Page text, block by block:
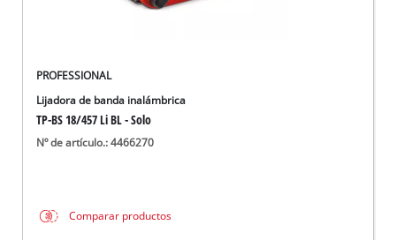
PROFESSIONAL
Lijadora de banda inalámbrica
TP-BS 18/457 Li BL - Solo
Nº de artículo.: 4466270
Comparar productos